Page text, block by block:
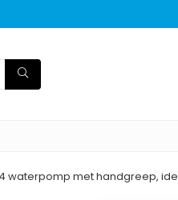
waterpomp met handgreep,